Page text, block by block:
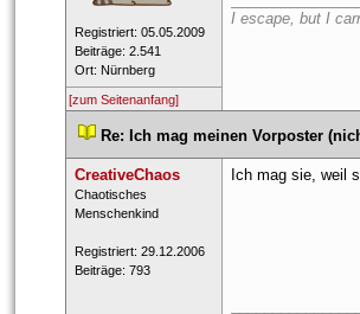
Registriert: 05.05.2009
Beiträge: 2.541
Ort: Nürnberg
I escape, but I
[zum Seitenanfang]
Re: Ich mag meinen Vorposter
CreativeChao
​Chaotisches
Menschenkind
Registriert: 29.12.2006
Beiträge: 793
Ich mag sie, weil